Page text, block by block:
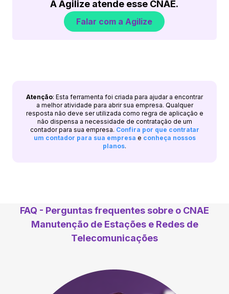
A Agilize atende esse CNAE.
Falar com a Agilize
Atenção: Esta ferramenta foi criada para ajudar a encontrar
a melhor atividade para abrir sua empresa. Qualquer
resposta não deve ser utilizada como regra de aplicação e
não dispensa a necessidade de contratação de um
contador para sua empresa. Confira por que contratar
um contador para sua empresa e conheça nossos
planos.
FAQ - Perguntas frequentes sobre o CNAE
Manutenção de Estações e Redes de
Telecomunicações